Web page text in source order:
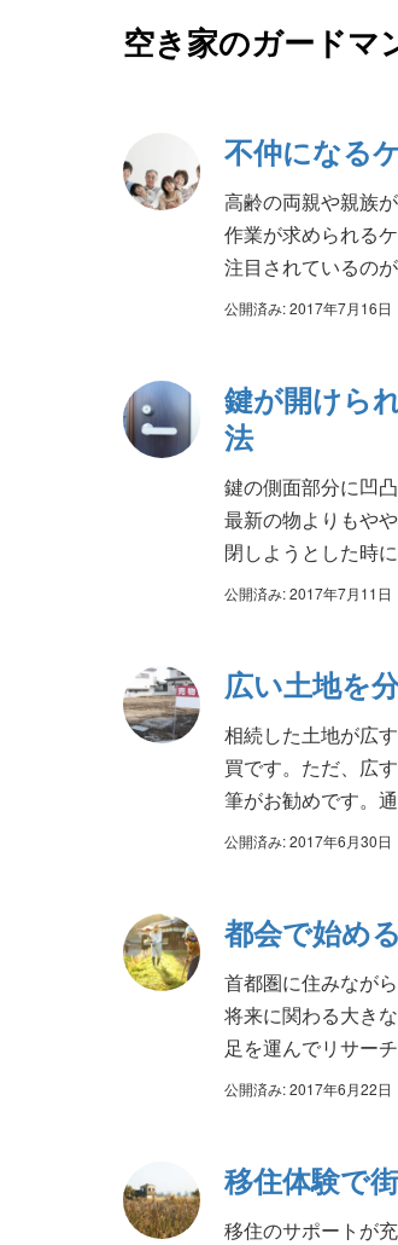
空き家のガードマ
不仲になる
高齢の両親や親族
作業が求められる
注目されているの
公開済み: 2017年7月16日
鍵が開けら
法
鍵の側面部分に凹
最新の物よりもや
閉しようとした時
公開済み: 2017年7月11日
広い土地を
相続した土地が広
買です。ただ、広
筆がお勧めです。
公開済み: 2017年6月30日
都会で始め
首都圏に住みなが
将来に関わる大き
足を運んでリサー
公開済み: 2017年6月22日
移住体験で
移住のサポートが